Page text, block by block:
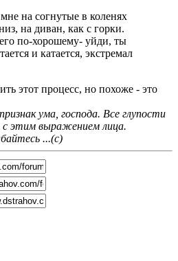
на согнутые в коленях
на диван, как с горки.
по-хорошему- уйди, ты
и катается, экстремал
этот процесс, но похоже - это
ума, господа. Все глупости
с этим выражением лица.
...(с)